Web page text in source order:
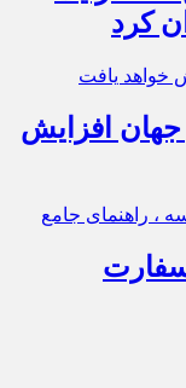
کرد
افزایش